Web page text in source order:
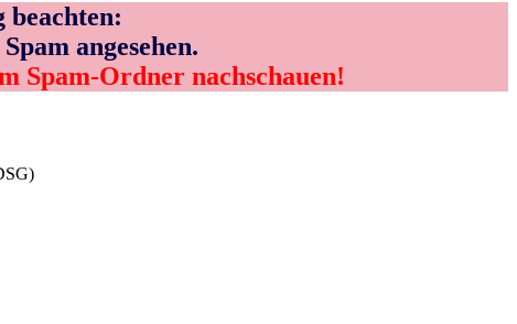
angesehen.
Spam-Ordner nachschauen!